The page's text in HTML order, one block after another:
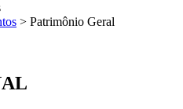
> Patrimônio Geral